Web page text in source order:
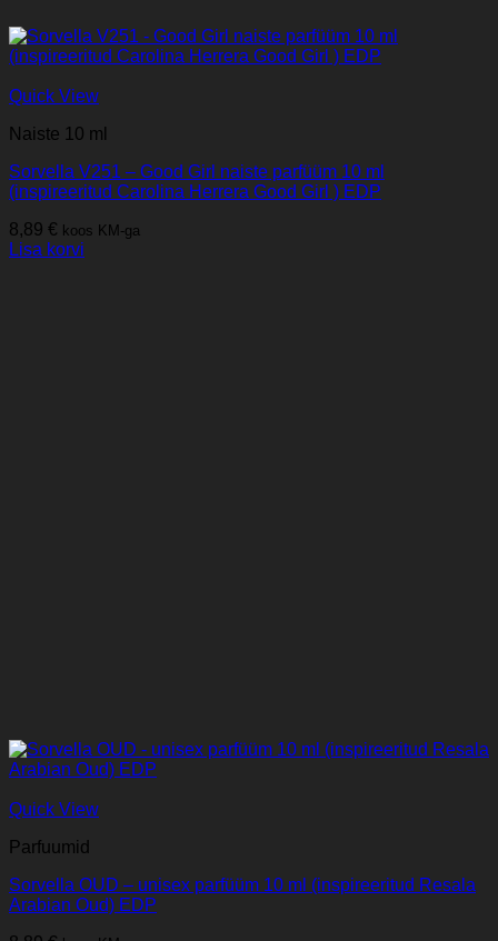
Quick View
Naiste 10 ml
Sorvella V251 – Good Girl naiste parfüüm 10 ml
(inspireeritud Carolina Herrera Good Girl ) EDP
8,89 € koos KM-ga
Lisa korvi
Quick View
Parfuumid
Sorvella OUD – unisex parfüüm 10 ml (inspireeritud Resala
Arabian Oud) EDP